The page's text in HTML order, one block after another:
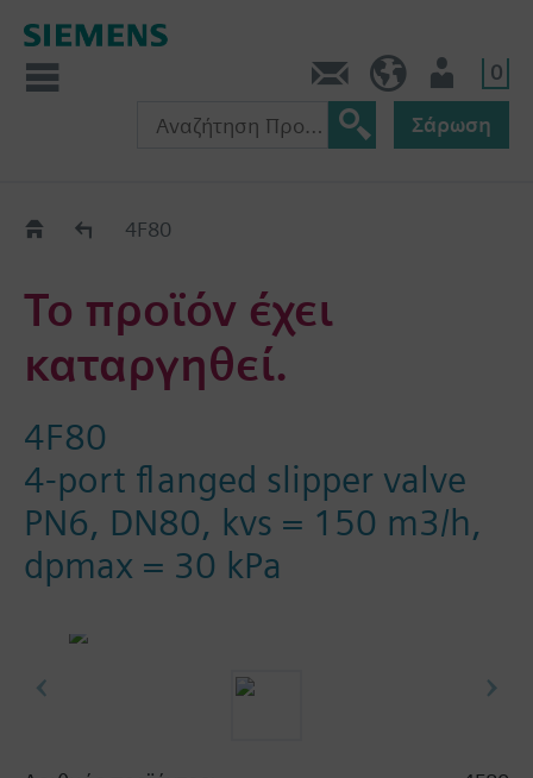
0
Σάρωση
Old2New
4F80
Το προϊόν έχει
καταργηθεί.
4F80
4-port flanged slipper valve
PN6, DN80, kvs = 150 m3/h,
dpmax = 30 kPa